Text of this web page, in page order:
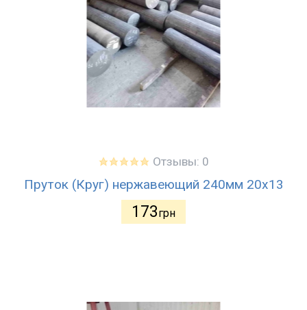
Отзывы: 0
Пруток (Круг) нержавеющий 240мм 20х13
173грн